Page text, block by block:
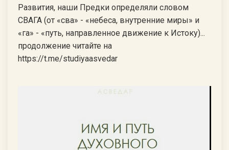
Развития, наши Предки определяли словом
СВАГА (от «сва» - «небеса, внутренние миры» и
«га» - «путь, направленное движение к Истоку)...
продолжение читайте на
https://t.me/studiyaasvedar